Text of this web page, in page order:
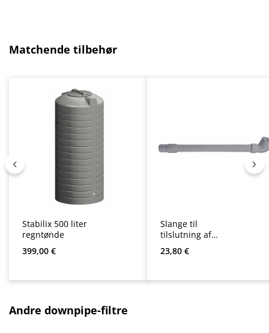
Spring produktgalleriet over
Matchende tilbehør
Stabilix 500 liter
regntønde
Almindelig pris:
399,00 €
Slange til
tilslutning af
regnvandstønde
0,75 m
Almindelig pris:
23,80 €
Spring produktgalleriet over
Andre downpipe-filtre